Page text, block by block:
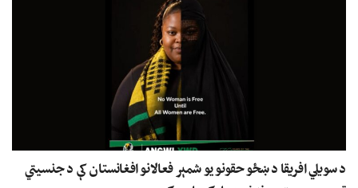
د سویلي افریقا د ښځو حقونو یو شمېر فعالانو افغانستان کې د جنسیتي